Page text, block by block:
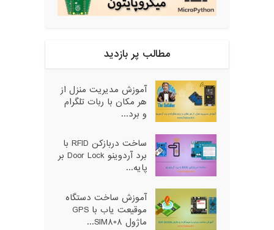
مطالب پر بازدید
آموزش مدیریت منزل از
هر مکان با ربات تلگرام
و برد...
ساخت دربازکن RFID با
برد آردوینو Door Lock بر
پایه...
آموزش ساخت دستگاه
موقیعت یاب با GPS
ماژول SIM808...